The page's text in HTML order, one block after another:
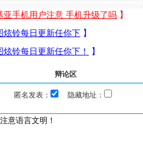
辩论区
匿名发表：
隐藏地址：